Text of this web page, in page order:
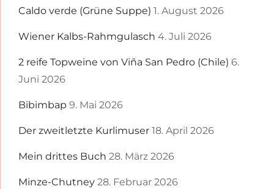
Caldo verde (Grüne Suppe) 1. August 2026
Wiener Kalbs-Rahmgulasch 4. Juli 2026
2 reife Topweine von Viña San Pedro (Chile) 6.
Juni 2026
Bibimbap 9. Mai 2026
Der zweitletzte Kurlimuser 18. April 2026
Mein drittes Buch 28. März 2026
Minze-Chutney 28. Februar 2026